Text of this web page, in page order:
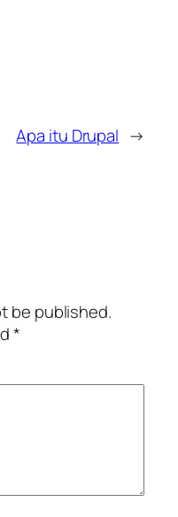
Apa itu Drupal →
be published.
*